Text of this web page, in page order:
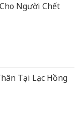
Người Chết
Tại Lạc Hồng